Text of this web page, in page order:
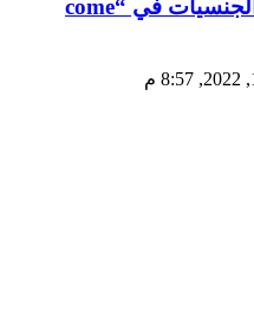
الشاب خالد يوحّد جميع الجنسيات في “come